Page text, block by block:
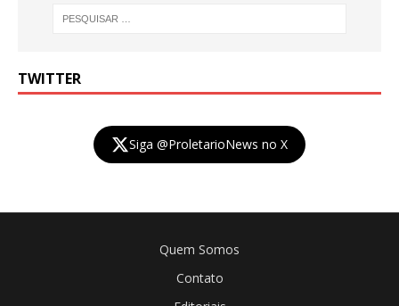
TWITTER
Siga @ProletarioNews no X
Quem Somos
Contato